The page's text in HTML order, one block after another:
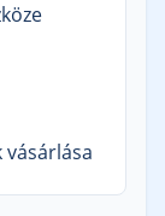
vásárlása